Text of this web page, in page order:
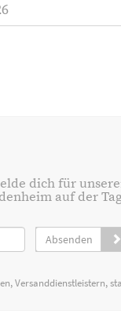
dich für
auf der
Absenden
Versanddienstleistern,